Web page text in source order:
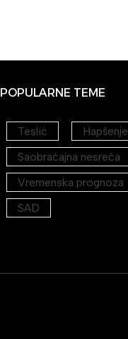
POPULARNE TEME
Teslić
Hapšenje
Saobraćajna nesreća
Vremenska prognoza
SAD